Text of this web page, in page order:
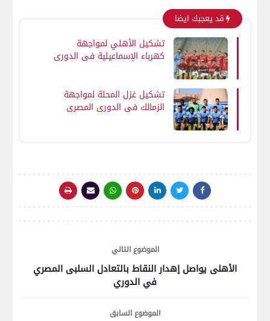
قد يعجبك ايضا
تشكيل الأهلي لمواجهة
كهرباء الإسماعيلية فى الدورى
تشكيل غزل المحلة لمواجهة
الزمالك في الدوري المصري
الموضوع التالي
الأهلى يواصل إهدار النقاط بالتعادل السلبى المصري
في الدوري
الموضوع السابق